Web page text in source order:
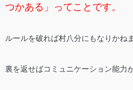
つかある」ってことです。
ルールを破れば村八分にもなりかね
裏を返せばコミュニケーション能力